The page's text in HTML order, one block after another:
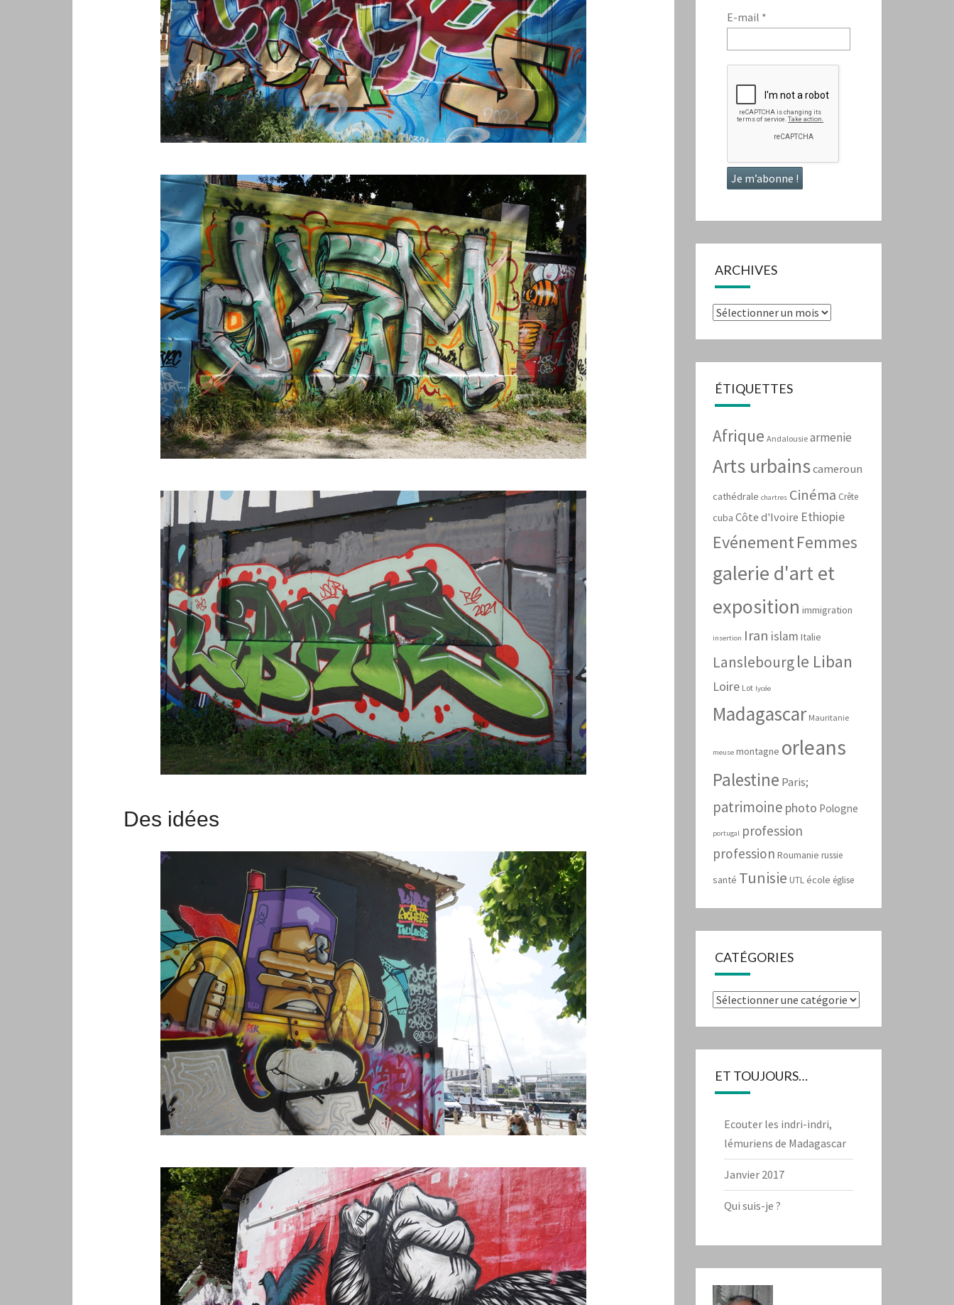
Des idées
E-mail *
ARCHIVES
Archives
ÉTIQUETTES
Afrique Andalousie armenie
Arts urbainscameroun
cathédrale chartres Cinéma Crête
cuba Côte d'Ivoire Ethiopie
EvénementFemmes
galerie d'art et
exposition immigration
insertion Iran islam Italie
Lanslebourg le Liban
Loire Lot lycée
Madagascar Mauritanie
meuse montagne orleans
Palestine Paris;
patrimoine photo Pologne
portugal profession
profession Roumanie russie
santé Tunisie UTL école église
CATÉGORIES
Catégories
ET TOUJOURS…
Ecouter les indri-indri,
lémuriens de Madagascar
Janvier 2017
Qui suis-je ?